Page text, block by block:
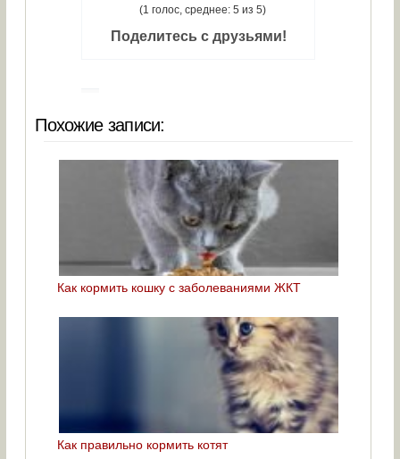
(1 голос, среднее: 5 из 5)
Поделитесь с друзьями!
Похожие записи:
Как кормить кошку с заболеваниями ЖКТ
Как правильно кормить котят